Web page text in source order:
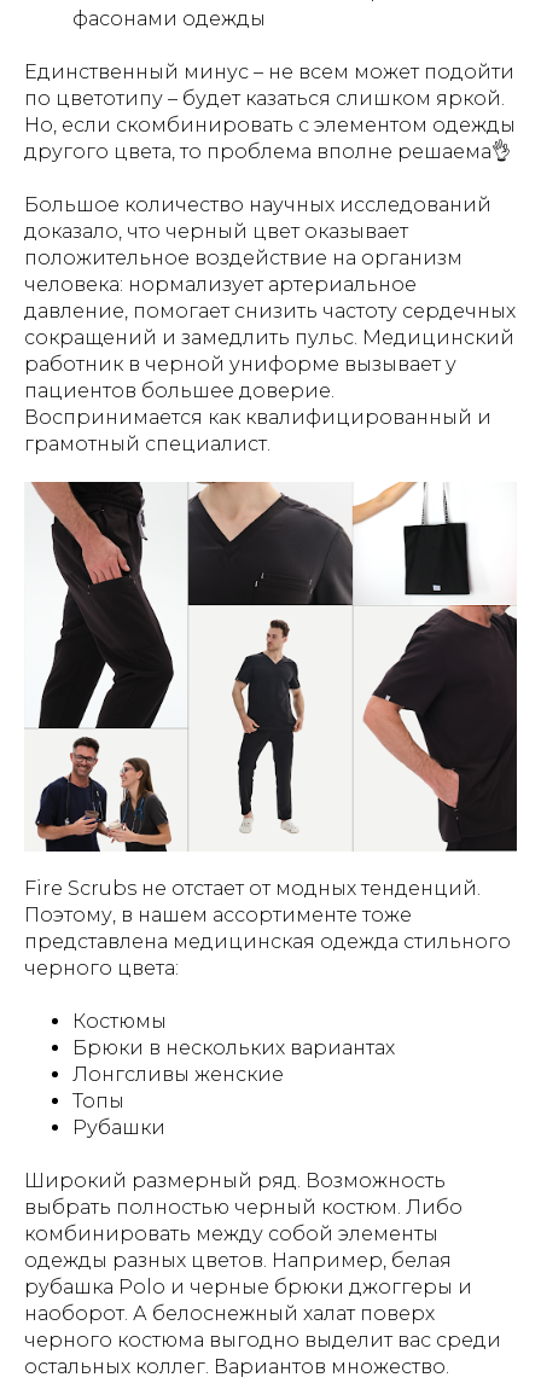
фасонами одежды
Единственный минус – не всем может подойти
по цветотипу – будет казаться слишком яркой.
Но, если скомбинировать с элементом одежды
другого цвета, то проблема вполне решаема👌
Большое количество научных исследований
доказало, что черный цвет оказывает
положительное воздействие на организм
человека: нормализует артериальное
давление, помогает снизить частоту сердечных
сокращений и замедлить пульс. Медицинский
работник в черной униформе вызывает у
пациентов большее доверие.
Воспринимается как квалифицированный и
грамотный специалист.
Fire Scrubs не отстает от модных тенденций.
Поэтому, в нашем ассортименте тоже
представлена медицинская одежда стильного
черного цвета:
Костюмы
Брюки в нескольких вариантах
Лонгсливы женские
Топы
Рубашки
Широкий размерный ряд. Возможность
выбрать полностью черный костюм. Либо
комбинировать между собой элементы
одежды разных цветов. Например, белая
рубашка Polo и черные брюки джоггеры и
наоборот. А белоснежный халат поверх
черного костюма выгодно выделит вас среди
остальных коллег. Вариантов множество.